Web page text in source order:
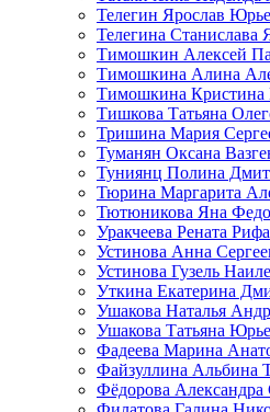
Телегин Ярослав
Телегина Станислава
Тимошкин Алексей
Тимошкина Алина
Тимошкина Кристина
Тишкова Татьяна
Тришина Мария
Туманян Оксана
Туниянц Полина
Тюрина Маргарита
Тютюникова Яна
Уракчеева Рената
Устинова Анна
Устинова Гузель
Уткина Екатерина
Ушакова Наталья
Ушакова Татьяна
Фадеева Марина
Файзуллина Альбина
Фёдорова Александра